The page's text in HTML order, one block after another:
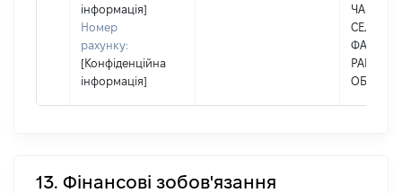
інформація]
Номер
рахунку:
[Конфіденційна
інформація]
РАЙОНУ
ОБЛАСТІ
13. Фінансові зобов'язання